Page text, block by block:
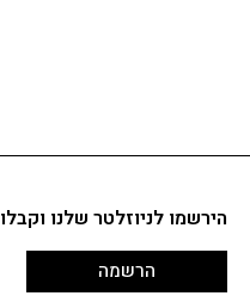
הירשמו לניוזלטר שלנו וקבלו 10% הנחה
הרשמה